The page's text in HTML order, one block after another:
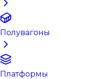
Полувагоны
Платформы